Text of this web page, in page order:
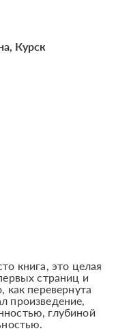
Курск
книга, это целая
страниц и
как перевернута
произведение,
глубиной